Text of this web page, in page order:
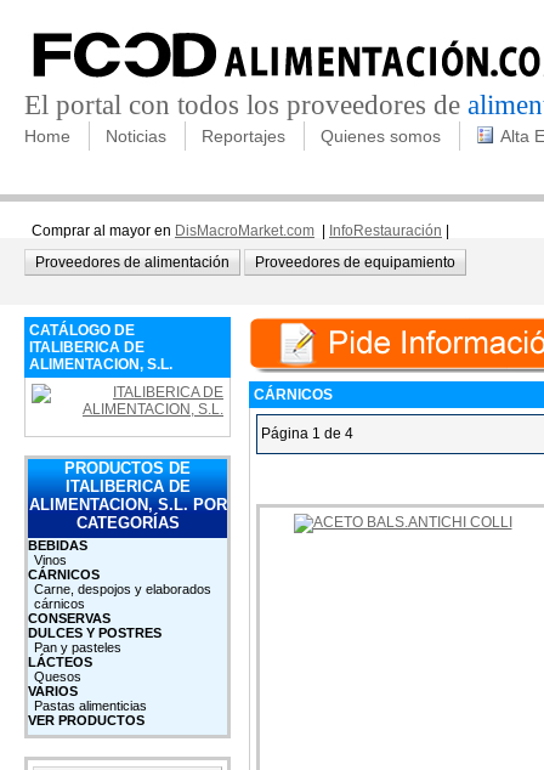
El portal con todos los proveedores de
Home Noticias Reportajes Quienes somos Alta
Comprar al mayor en DisMacroMarket.com InfoRestauración
Proveedores de alimentación
Proveedores de equipamiento
CATÁLOGO DE
ITALIBERICA DE
ALIMENTACION, S.L.
PRODUCTOS DE
ITALIBERICA DE
ALIMENTACION, S.L. POR
CATEGORÍAS
BEBIDAS
Vinos
CÁRNICOS
Carne, despojos y elaborados
cárnicos
CONSERVAS
DULCES Y POSTRES
Pan y pasteles
LÁCTEOS
Quesos
VARIOS
Pastas alimenticias
VER PRODUCTOS
CÁRNICOS
Página 1 de 4